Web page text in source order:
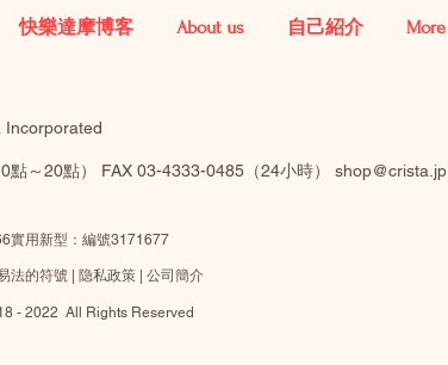
快樂達摩博客 About us 自己紹介 More
Incorporated
～20點）​ FAX 03-4333-0485（24小時） shop@crista.jp
實用新型：編號3171677
法的符號 隐私政策 公司簡介
- 2022 All Rights Reserved